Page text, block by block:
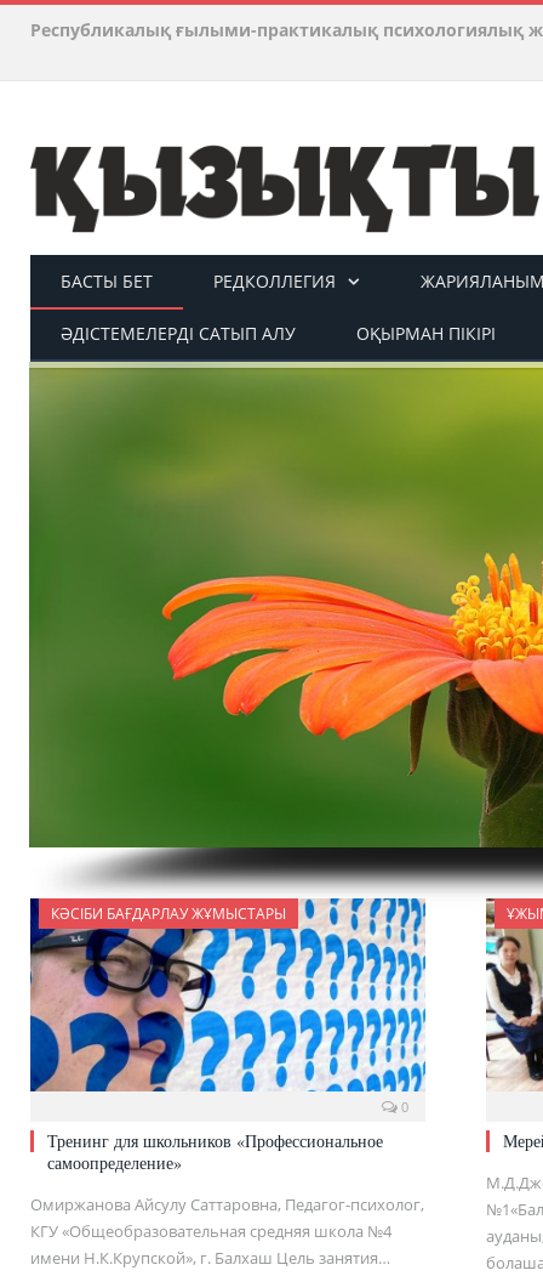
Республикалық ғылыми-практикалық психологиялық
БАСТЫ БЕТ РЕДКОЛЛЕГИЯ ЖАРИЯЛАНЫМ
ӘДІСТЕМЕЛЕРДІ САТЫП АЛУ ОҚЫРМАН ПІКІРІ
КӘСІБИ БАҒДАРЛАУ ЖҰМЫСТАРЫ
0
Тренинг для школьников «Профессиональное
самоопределение»
Омиржанова Айсулу Саттаровна, Педагог-психолог,
КГУ «Общеобразовательная средняя школа №4
имени Н.К.Крупской», г. Балхаш Цель занятия…